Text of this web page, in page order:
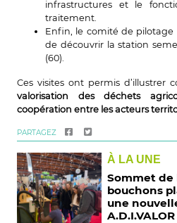
infrastructures et le
traitement.
Enfin, le comité de pilotage
de découvrir la station
(60).
Ces visites ont permis d’illustrer
valorisation des déchets
coopération entre les acteurs
PARTAGEZ
À LA UNE
Sommet de
bouchons
une
A.D.I.VALOR